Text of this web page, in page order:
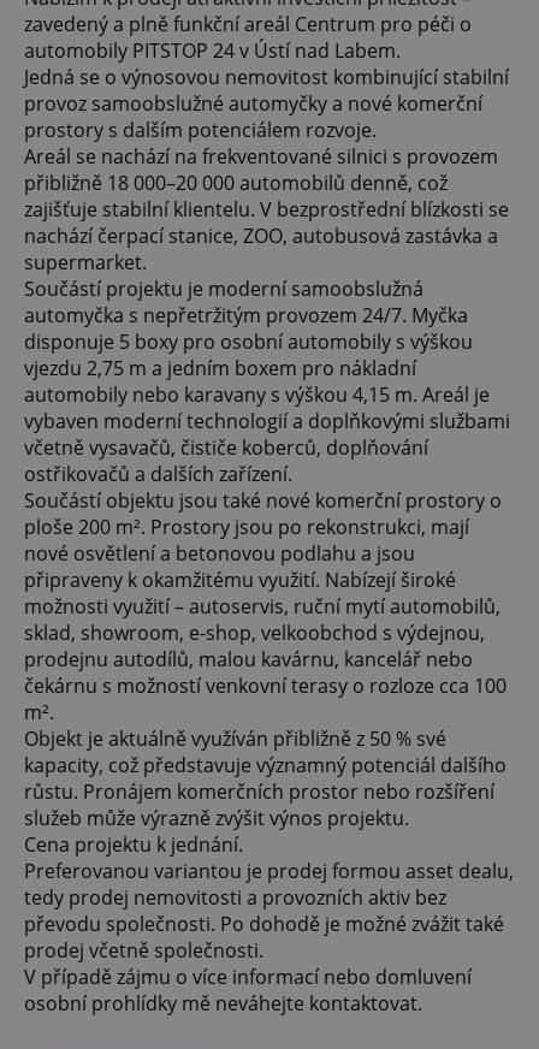
zavedený a plně funkční areál Centrum pro péči o
automobily PITSTOP 24 v Ústí nad Labem.
Jedná se o výnosovou nemovitost kombinující stabilní
provoz samoobslužné automyčky a nové komerční
prostory s dalším potenciálem rozvoje.
Areál se nachází na frekventované silnici s provozem
přibližně 18 000–20 000 automobilů denně, což
zajišťuje stabilní klientelu. V bezprostřední blízkosti se
nachází čerpací stanice, ZOO, autobusová zastávka a
supermarket.
Součástí projektu je moderní samoobslužná
automyčka s nepřetržitým provozem 24/7. Myčka
disponuje 5 boxy pro osobní automobily s výškou
vjezdu 2,75 m a jedním boxem pro nákladní
automobily nebo karavany s výškou 4,15 m. Areál je
vybaven moderní technologií a doplňkovými službami
včetně vysavačů, čističe koberců, doplňování
ostřikovačů a dalších zařízení.
Součástí objektu jsou také nové komerční prostory o
ploše 200 m². Prostory jsou po rekonstrukci, mají
nové osvětlení a betonovou podlahu a jsou
připraveny k okamžitému využití. Nabízejí široké
možnosti využití – autoservis, ruční mytí automobilů,
sklad, showroom, e-shop, velkoobchod s výdejnou,
prodejnu autodílů, malou kavárnu, kancelář nebo
čekárnu s možností venkovní terasy o rozloze cca 100
m².
Objekt je aktuálně využíván přibližně z 50 % své
kapacity, což představuje významný potenciál dalšího
růstu. Pronájem komerčních prostor nebo rozšíření
služeb může výrazně zvýšit výnos projektu.
Cena projektu k jednání.
Preferovanou variantou je prodej formou asset dealu,
tedy prodej nemovitosti a provozních aktiv bez
převodu společnosti. Po dohodě je možné zvážit také
prodej včetně společnosti.
V případě zájmu o více informací nebo domluvení
osobní prohlídky mě neváhejte kontaktovat.